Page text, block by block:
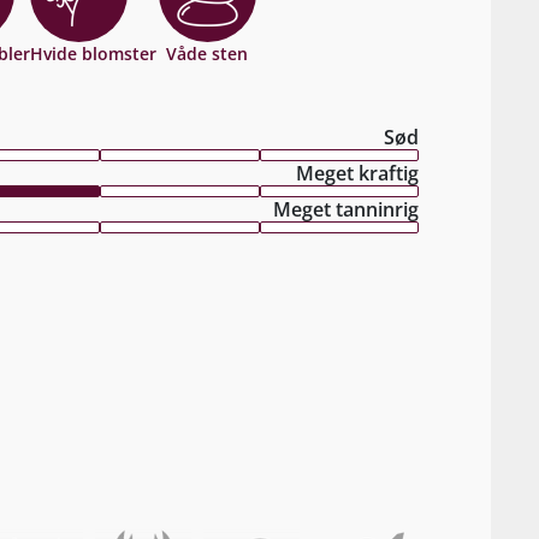
Hvide blomster Våde sten
Sød
Meget kraftig
Meget tanninrig